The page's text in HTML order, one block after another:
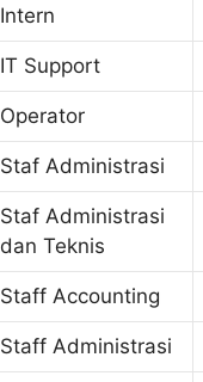
Intern
IT Support
Operator
Staf Administrasi
Staf Administrasi
dan Teknis
Staff Accounting
Staff Administrasi